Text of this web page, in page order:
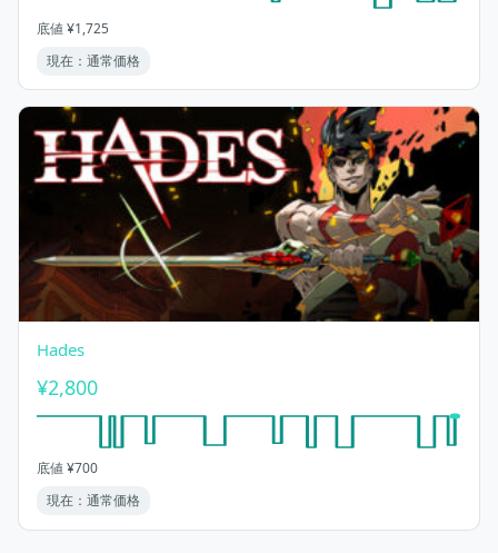
底値 ¥1,725
現在：通常価格
Hades
¥2,800
底値 ¥700
現在：通常価格